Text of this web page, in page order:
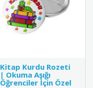
Kitap Kurdu Rozeti
| Okuma Aşığı
Öğrenciler İçin Özel